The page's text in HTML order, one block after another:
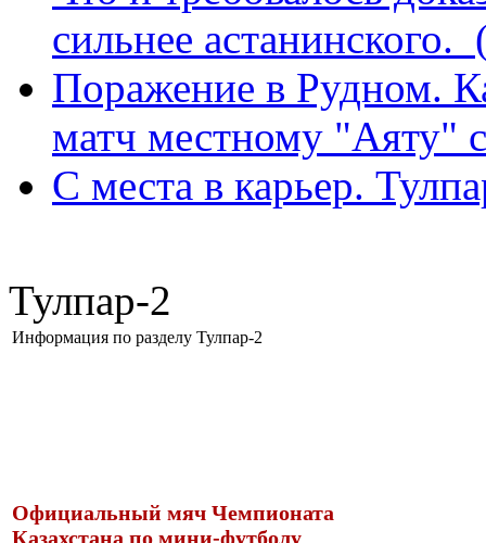
сильнее астанинского.
Поражение в Рудном.
матч местному "Аяту"
С места в карьер.
Тулпар-2
Информация по разделу Тулпар-2
Официальный мяч Чемпионата
Казахстана по мини-футболу